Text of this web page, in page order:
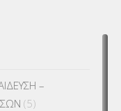
–
(5)